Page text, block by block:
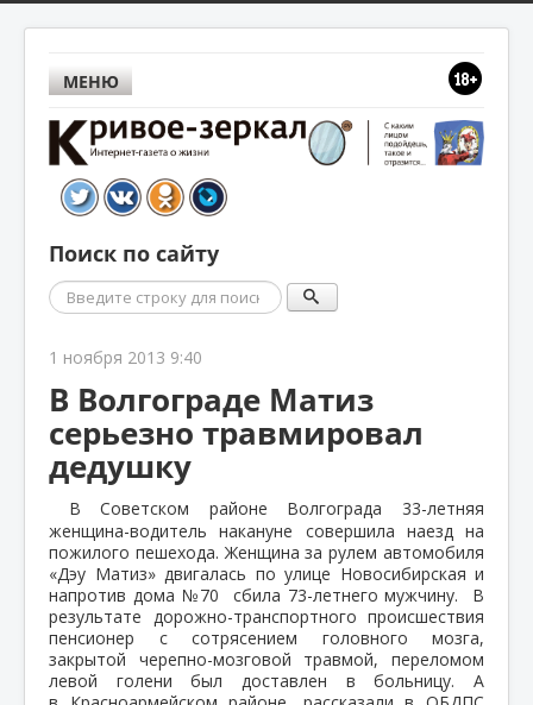
МЕНЮ
Поиск по сайту
Поиск
1 ноября 2013 9:40
В Волгограде Матиз
серьезно травмировал
дедушку
В Советском районе Волгограда 33-летняя
женщина-водитель накануне совершила наезд на
пожилого пешехода. Женщина за рулем автомобиля
«Дэу Матиз» двигалась по улице Новосибирская и
напротив дома №70 сбила 73-летнего мужчину. В
результате дорожно-транспортного происшествия
пенсионер с сотрясением головного мозга,
закрытой черепно-мозговой травмой, переломом
левой голени был доставлен в больницу. А